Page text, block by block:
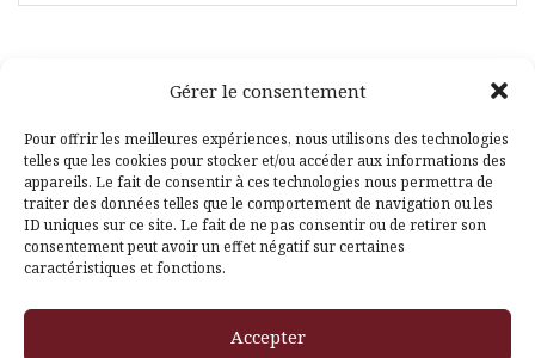
Gérer le consentement
Pour offrir les meilleures expériences, nous utilisons des technologies
telles que les cookies pour stocker et/ou accéder aux informations des
appareils. Le fait de consentir à ces technologies nous permettra de
traiter des données telles que le comportement de navigation ou les
ID uniques sur ce site. Le fait de ne pas consentir ou de retirer son
consentement peut avoir un effet négatif sur certaines
caractéristiques et fonctions.
Accepter
Facebook
Pinterest
Themeisle